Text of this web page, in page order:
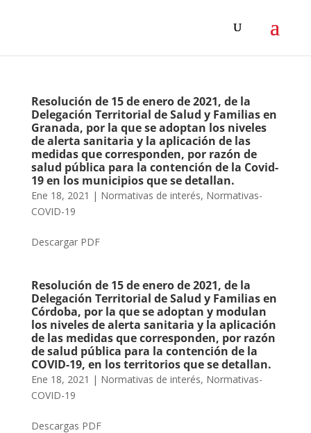
Resolución de 15 de enero de 2021, de la
Delegación Territorial de Salud y Familias en
Granada, por la que se adoptan los niveles
de alerta sanitaria y la aplicación de las
medidas que corresponden, por razón de
salud pública para la contención de la Covid-
19 en los municipios que se detallan.
Ene 18, 2021 | Normativas de interés, Normativas-
COVID-19
Descargar PDF
Resolución de 15 de enero de 2021, de la
Delegación Territorial de Salud y Familias en
Córdoba, por la que se adoptan y modulan
los niveles de alerta sanitaria y la aplicación
de las medidas que corresponden, por razón
de salud pública para la contención de la
COVID-19, en los territorios que se detallan.
Ene 18, 2021 | Normativas de interés, Normativas-
COVID-19
Descargas PDF